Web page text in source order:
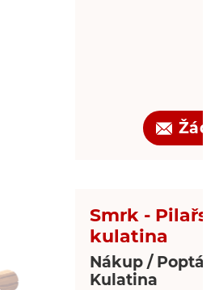
Smrk -
kulatina
Nákup /
Kulatina